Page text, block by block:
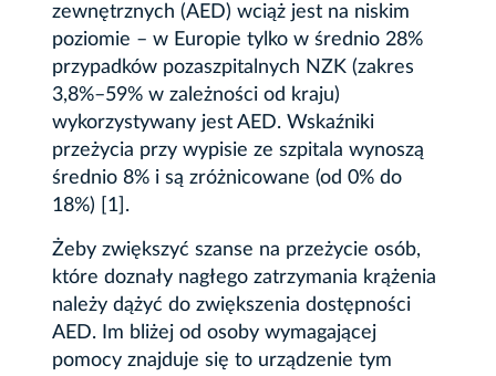
zewnętrznych (AED) wciąż jest na niskim
poziomie – w Europie tylko w średnio 28%
przypadków pozaszpitalnych NZK (zakres
3,8%–59% w zależności od kraju)
wykorzystywany jest AED. Wskaźniki
przeżycia przy wypisie ze szpitala wynoszą
średnio 8% i są zróżnicowane (od 0% do
18%) [1].
Żeby zwiększyć szanse na przeżycie osób,
które doznały nagłego zatrzymania krążenia
należy dążyć do zwiększenia dostępności
AED. Im bliżej od osoby wymagającej
pomocy znajduje się to urządzenie tym